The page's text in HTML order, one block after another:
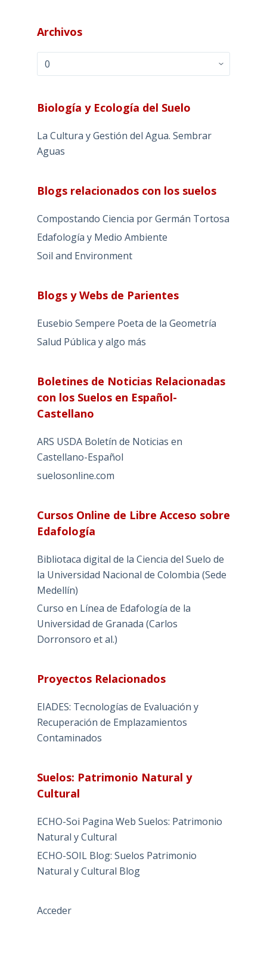
Archivos
Archivos
Biología y Ecología del Suelo
La Cultura y Gestión del Agua. Sembrar
Aguas
Blogs relacionados con los suelos
Compostando Ciencia por Germán Tortosa
Edafología y Medio Ambiente
Soil and Environment
Blogs y Webs de Parientes
Eusebio Sempere Poeta de la Geometría
Salud Pública y algo más
Boletines de Noticias Relacionadas
con los Suelos en Español-
Castellano
ARS USDA Boletín de Noticias en
Castellano-Español
suelosonline.com
Cursos Online de Libre Acceso sobre
Edafología
Bibliotaca digital de la Ciencia del Suelo de
la Universidad Nacional de Colombia (Sede
Medellín)
Curso en Línea de Edafología de la
Universidad de Granada (Carlos
Dorronsoro et al.)
Proyectos Relacionados
EIADES: Tecnologías de Evaluación y
Recuperación de Emplazamientos
Contaminados
Suelos: Patrimonio Natural y
Cultural
ECHO-Soi Pagina Web Suelos: Patrimonio
Natural y Cultural
ECHO-SOIL Blog: Suelos Patrimonio
Natural y Cultural Blog
Acceder